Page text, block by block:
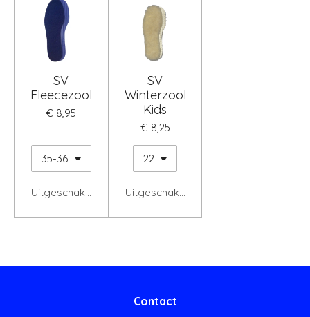
SV
Fleecezool
€ 8,95
Uitgeschakeld
SV
Winterzool
Kids
€ 8,25
Uitgeschakeld
Contact